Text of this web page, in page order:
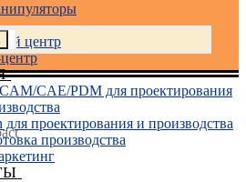
центр
CAE/PDM для проектирования
для проектирования и производства
производства